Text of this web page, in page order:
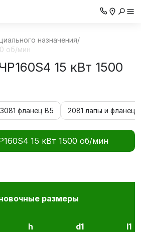
назначения/
об/мин
15 кВт 1500
15 кВт 1500 об/мин
3081 фланец В5 2081 лапы и фланец
размеры
h d1 l1